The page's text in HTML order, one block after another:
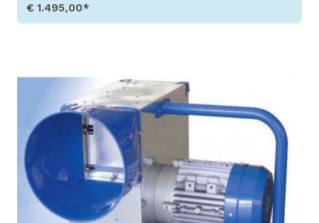
€ 1.495,00*